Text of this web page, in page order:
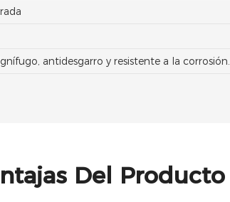
antidesgarro y resistente a la corrosión.
Del Producto